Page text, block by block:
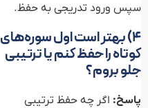
سپس ورود تدریجی به حفظ.
۴) بهتر است اول سوره‌های
کوتاه را حفظ کنم یا ترتیبی
جلو بروم؟
پاسخ: اگر چه حفظ ترتیبی